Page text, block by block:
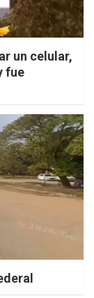
un celular,
fue